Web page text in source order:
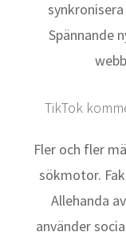
Spännande
TikTok
Fler och fler
sökmotor.
Allehanda
använder